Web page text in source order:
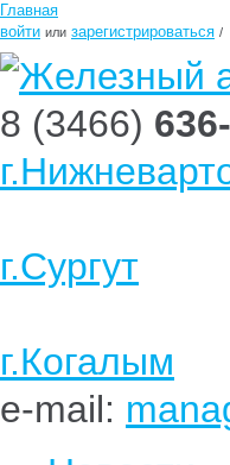
Главная
войти или зарегистрироваться /
8 (3466)
г.Сургут
г.Когалым
e-mail: